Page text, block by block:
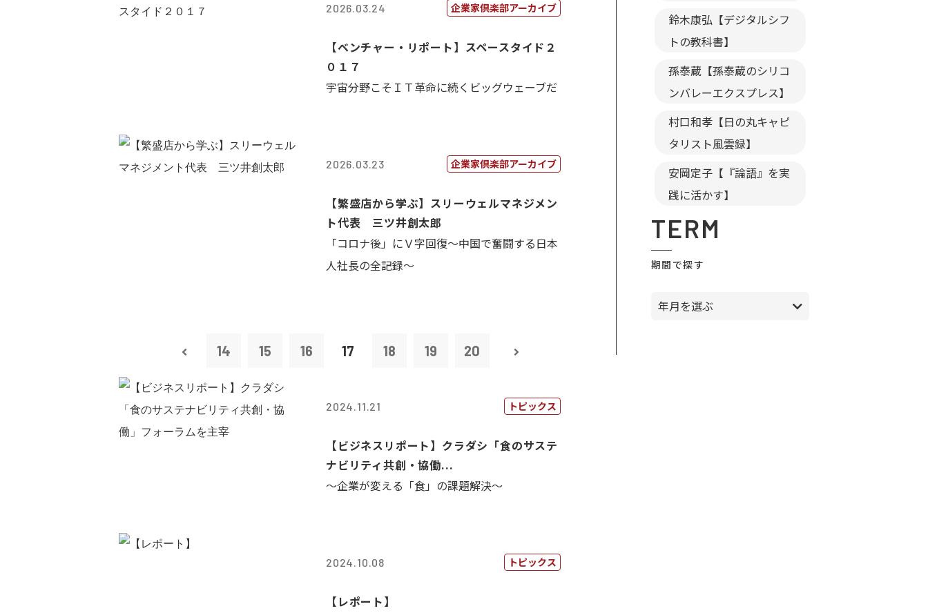
2026.03.24 企業家倶楽部アーカイブ
【ベンチャー・リポート】スペースタイド２
０１７
宇宙分野こそＩＴ革命に続くビッグウェーブだ
2026.03.23 企業家倶楽部アーカイブ
【繁盛店から学ぶ】スリーウェルマネジメン
ト代表 三ツ井創太郎
「コロナ後」にＶ字回復～中国で奮闘する日本
人社長の全記録～
14 15 16 17 18 19 20
2024.11.21 トピックス
【ビジネスリポート】クラダシ「食のサステ
ナビリティ共創・協働...
～企業が変える「食」の課題解決～
2024.10.08 トピックス
【レポート】
鈴木康弘【デジタルシフ
トの教科書】
孫泰蔵【孫泰蔵のシリコ
ンバレーエクスプレス】
村口和孝【日の丸キャピ
タリスト風雲録】
安岡定子【『論語』を実
践に活かす】
TERM
期間で探す
年月を選ぶ